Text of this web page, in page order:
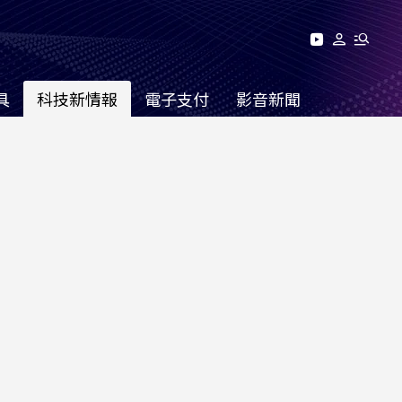
科技新情報 電子支付 影音新聞